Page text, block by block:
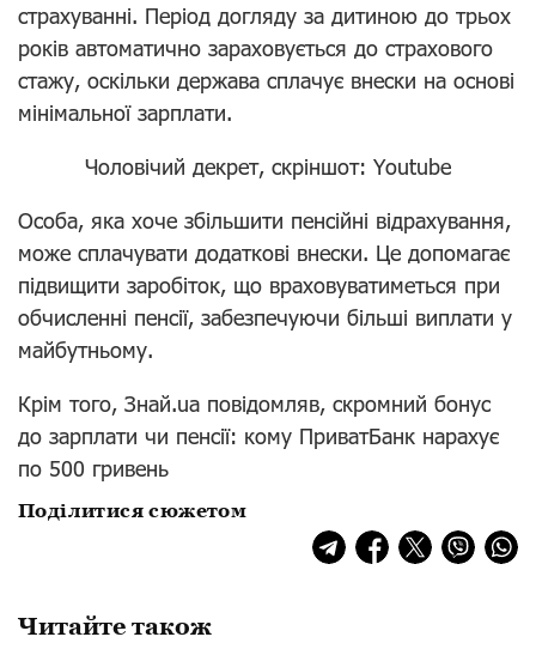
страхуванні. Період догляду за дитиною до трьох
років автоматично зараховується до страхового
стажу, оскільки держава сплачує внески на основі
мінімальної зарплати.
Чоловічий декрет, скріншот: Youtube
Особа, яка хоче збільшити пенсійні відрахування,
може сплачувати додаткові внески. Це допомагає
підвищити заробіток, що враховуватиметься при
обчисленні пенсії, забезпечуючи більші виплати у
майбутньому.
Крім того, Знай.ua повідомляв, скромний бонус
до зарплати чи пенсії: кому ПриватБанк нарахує
по 500 гривень
Поділитися сюжетом
Читайте також